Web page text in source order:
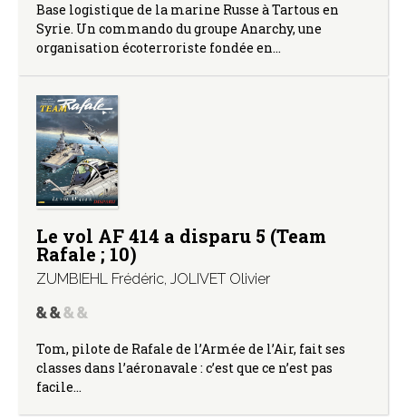
Base logistique de la marine Russe à Tartous en
Syrie. Un commando du groupe Anarchy, une
organisation écoterroriste fondée en…
Le vol AF 414 a disparu 5 (Team
Rafale ; 10)
ZUMBIEHL Frédéric, JOLIVET Olivier
Tom, pilote de Rafale de l’Armée de l’Air, fait ses
classes dans l’aéronavale : c’est que ce n’est pas
facile…